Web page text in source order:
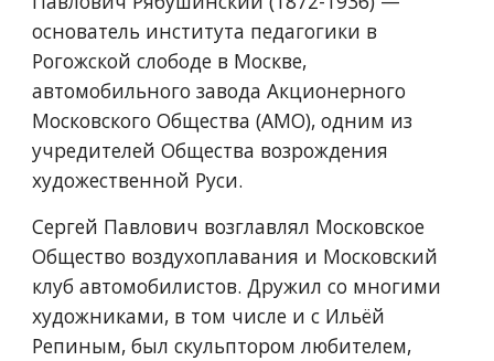
основатель института педагогики в
Рогожской слободе в Москве,
автомобильного завода Акционерного
Московского Общества (АМО), одним из
учредителей Общества возрождения
художественной Руси.
Сергей Павлович возглавлял Московское
Общество воздухоплавания и Московский
клуб автомобилистов. Дружил со многими
художниками, в том числе и с Ильёй
Репиным, был скульптором любителем,